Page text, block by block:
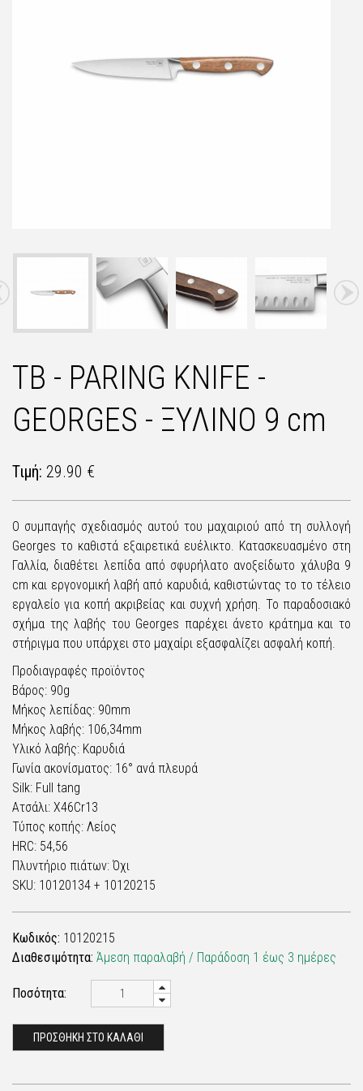
TB - PARING KNIFE -
GEORGES - ΞΥΛΙΝΟ 9 cm
Τιμή: 29.90 €
Ο συμπαγής σχεδιασμός αυτού του μαχαιριού από τη συλλογή
Georges το καθιστά εξαιρετικά ευέλικτο. Κατασκευασμένο στη
Γαλλία, διαθέτει λεπίδα από σφυρήλατο ανοξείδωτο χάλυβα 9
cm και εργονομική λαβή από καρυδιά, καθιστώντας το το τέλειο
εργαλείο για κοπή ακριβείας και συχνή χρήση. Το παραδοσιακό
σχήμα της λαβής του Georges παρέχει άνετο κράτημα και το
στήριγμα που υπάρχει στο μαχαίρι εξασφαλίζει ασφαλή κοπή.
Προδιαγραφές προϊόντος
Βάρος: 90g
Μήκος λεπίδας: 90mm
Μήκος λαβής: 106,34mm
Υλικό λαβής: Καρυδιά
Γωνία ακονίσματος: 16° ανά πλευρά
Silk: Full tang
Ατσάλι: X46Cr13
Τύπος κοπής: Λείος
HRC: 54,56
Πλυντήριο πιάτων: Όχι
SKU: 10120134 + 10120215
Κωδικός: 10120215
Διαθεσιμότητα: Άμεση παραλαβή / Παράδoση 1 έως 3 ημέρες
Ποσότητα:
ΠΡΟΣΘΗΚΗ ΣΤΟ ΚΑΛΑΘΙ